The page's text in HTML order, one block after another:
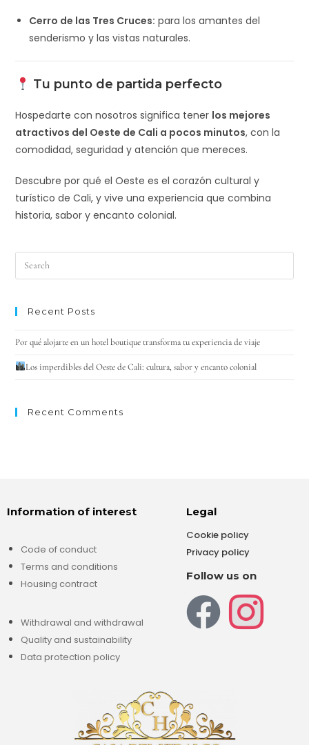
Cerro de las Tres Cruces: para los amantes del
senderismo y las vistas naturales.
Tu punto de partida perfecto
Hospedarte con nosotros significa tener los mejores
atractivos del Oeste de Cali a pocos minutos, con la
comodidad, seguridad y atención que mereces.
Descubre por qué el Oeste es el corazón cultural y
turístico de Cali, y vive una experiencia que combina
historia, sabor y encanto colonial.
Recent Posts
Por qué alojarte en un hotel boutique transforma tu experiencia de viaje
Los imperdibles del Oeste de Cali: cultura, sabor y encanto colonial
Recent Comments
Information of interest
Code of conduct
Terms and conditions
Housing contract
Withdrawal and withdrawal
Quality and sustainability
Data protection policy
Legal
Cookie policy
Privacy policy
Follow us on